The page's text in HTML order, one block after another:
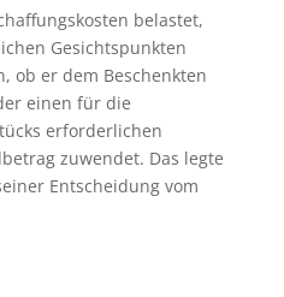
belastet,
Gesichtspunkten
ob er dem Beschenkten
einen für die
erforderlichen
zuwendet. Das legte
Entscheidung vom